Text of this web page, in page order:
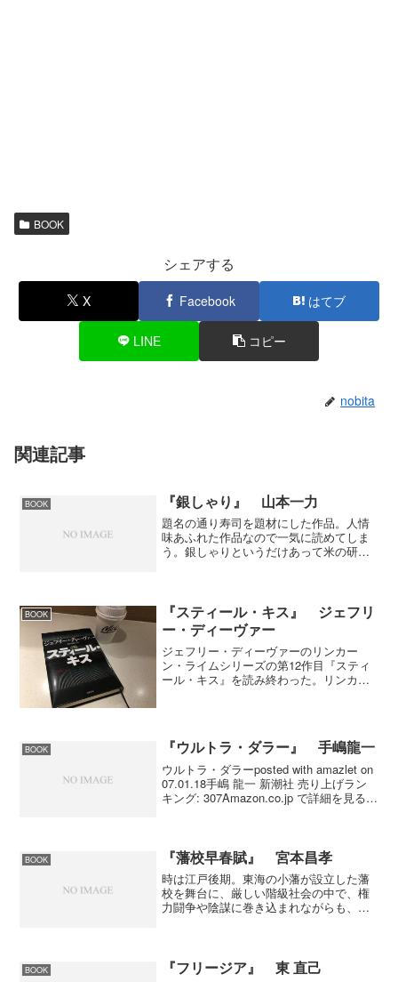
BOOK
シェアする
X Facebook はてブ
LINE コピー
nobita
関連記事
BOOK 『銀しゃり』 山本一力
題名の通り寿司を題材にした作品。人情
味あふれた作品なので一気に読めてしま
う。銀しゃりというだけあって米の研ぐ
っては読みやすくていいか...
BOOK
『スティール・キス』 ジェフリ
ー・ディーヴァー
ジェフリー・ディーヴァーのリンカー
ン・ライムシリーズの第12作目『スティ
ール・キス』を読み終わった。リンカー
は連続犯で次から次へと犯...
BOOK 『ウルトラ・ダラー』 手嶋龍一
ウルトラ・ダラーposted with amazlet on
07.01.18手嶋 龍一 新潮社 売り上げラン
キング: 307Amazon.co.jp で詳細を見る
BOOK 『藩校早春賦』 宮本昌孝
時は江戸後期。東海の小藩が設立した藩
校を舞台に、厳しい階級社会の中で、権
力闘争や陰謀に巻き込まれながらも、友
曽根仙之助の３人だがそれ...
BOOK 『フリージア』 東 直己